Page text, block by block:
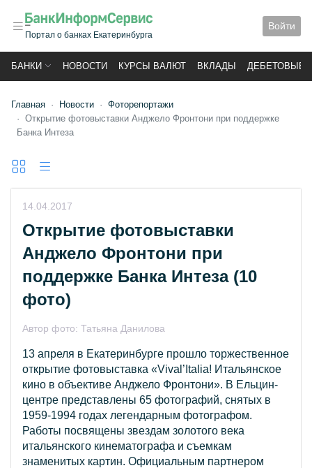
Портал о банках Екатеринбурга
Войти
БАНКИ НОВОСТИ КУРСЫ ВАЛЮТ ВКЛАДЫ ДЕБЕТОВЫЕ
Главная Новости
Фоторепортажи
Открытие фотовыставки Анджело Фронтони при поддержке
Банка Интеза
14.04.2017
Открытие фотовыставки
Анджело Фронтони при
поддержке Банка Интеза (10
фото)
Автор фото: Татьяна Данилова
13 апреля в Екатеринбурге прошло торжественное
открытие фотовыставка «Vival’Italia! Итальянское
кино в объективе Анджело Фронтони». В Ельцин-
центре представлены 65 фотографий, снятых в
1959-1994 годах легендарным фотографом.
Работы посвящены звездам золотого века
итальянского кинематографа и съемкам
знаменитых картин. Официальным партнером